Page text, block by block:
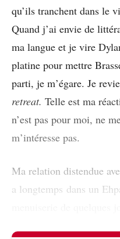
qu’ils tranchent dans le
Quand j’ai envie de
ma langue et je vire
platine pour mettre
parti, je m’égare. Je
retreat. Telle est ma
n’est pas pour moi, ne
m’intéresse pas.
Ma relation distendue
a longtemps dans un